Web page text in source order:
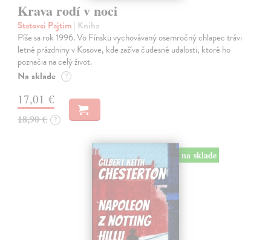
Krava rodí v noci
Statovci Pajtim | Kniha
Píše sa rok 1996. Vo Fínsku vychovávaný osemročný chlapec trávi
letné prázdniny v Kosove, kde zažíva čudesné udalosti, ktoré ho
poznačia na celý život.
Na sklade ?
17,01 €
18,90 € ?
na sklade